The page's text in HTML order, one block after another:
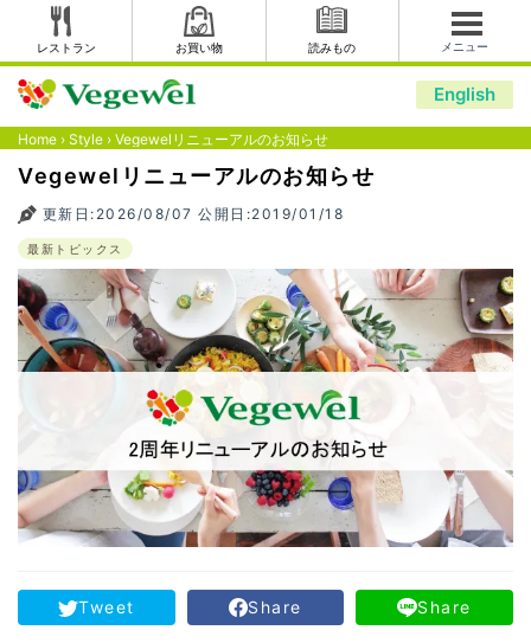
レストラン お買い物 読みもの メニュー
English
Home › Style › Vegewelリニューアルのお知らせ
Vegewelリニューアルのお知らせ
更新日:2026/08/07 公開日:2019/01/18
最新トピックス
Tweet Share Share